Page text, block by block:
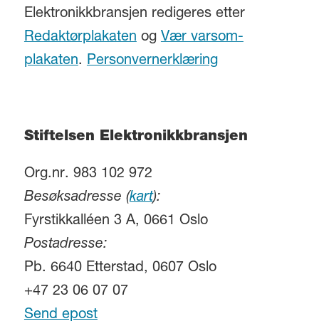
Elektronikkbransjen redigeres etter
Redaktørplakaten og Vær varsom-
plakaten. Personvernerklæring
Stiftelsen Elektronikkbransjen
Org.nr. 983 102 972
Besøksadresse (kart):
Fyrstikkalléen 3 A, 0661 Oslo
Postadresse:
Pb. 6640 Etterstad, 0607 Oslo
+47 23 06 07 07
Send epost